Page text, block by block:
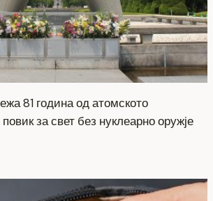
81 година од атомското
за свет без нуклеарно оружје